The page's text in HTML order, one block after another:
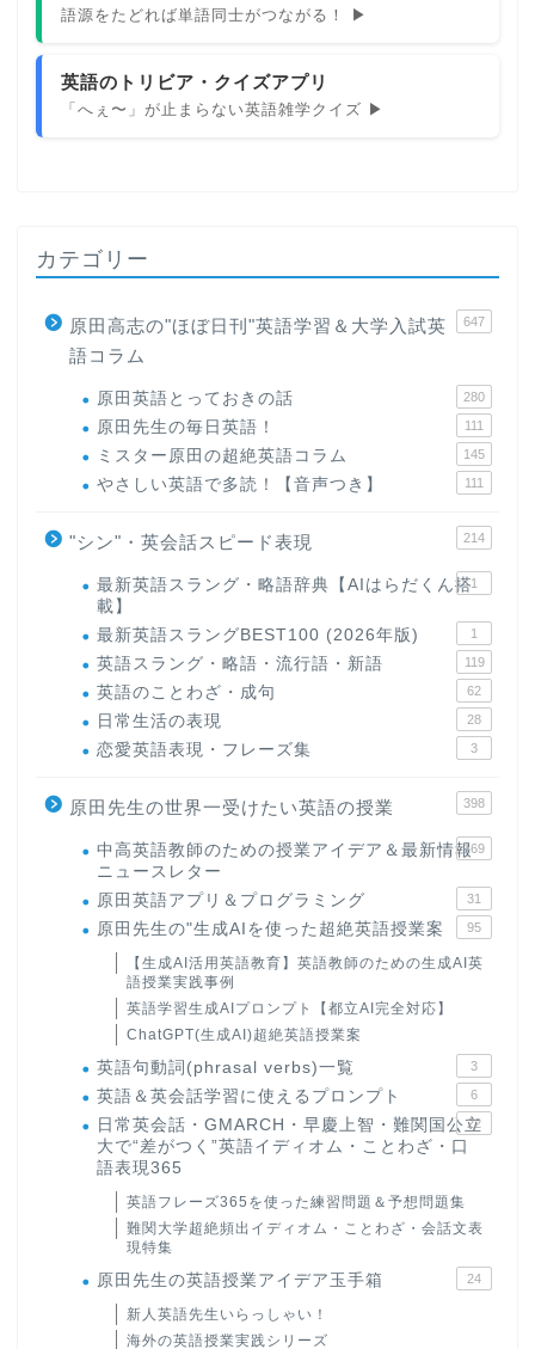
語源をたどれば単語同士がつながる！ ▶
英語のトリビア・クイズアプリ
「へぇ〜」が止まらない英語雑学クイズ ▶
カテゴリー
原田高志の"ほぼ日刊"英語学習＆大学入試英
語コラム
647
原田英語とっておきの話 280
原田先生の毎日英語！ 111
ミスター原田の超絶英語コラム 145
やさしい英語で多読！【音声つき】 111
"シン"・英会話スピード表現 214
最新英語スラング・略語辞典【AIはらだくん搭
載】
1
最新英語スラングBEST100 (2026年版) 1
英語スラング・略語・流行語・新語 119
英語のことわざ・成句 62
日常生活の表現 28
恋愛英語表現・フレーズ集 3
原田先生の世界一受けたい英語の授業 398
中高英語教師のための授業アイデア＆最新情報
ニュースレター
169
原田英語アプリ＆プログラミング 31
原田先生の"生成AIを使った超絶英語授業案 95
【生成AI活用英語教育】英語教師のための生成AI英
語授業実践事例
英語学習生成AIプロンプト【都立AI完全対応】
ChatGPT(生成AI)超絶英語授業案
英語句動詞(phrasal verbs)一覧 3
英語＆英会話学習に使えるプロンプト 6
日常英会話・GMARCH・早慶上智・難関国公立
大で“差がつく”英語イディオム・ことわざ・口
語表現365
22
英語フレーズ365を使った練習問題＆予想問題集
難関大学超絶頻出イディオム・ことわざ・会話文表
現特集
原田先生の英語授業アイデア玉手箱 24
新人英語先生いらっしゃい！
海外の英語授業実践シリーズ